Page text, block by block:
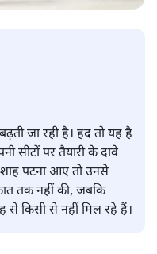
जा रही है। हद तो यह है
सीटों पर तैयारी के दावे
पटना आए तो उनसे
तक नहीं की, जबकि
से किसी से नहीं मिल रहे हैं।